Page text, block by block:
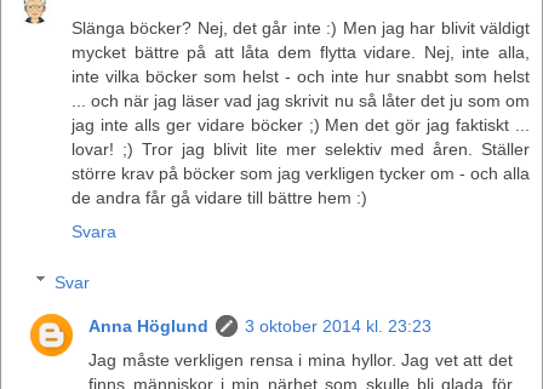
Slänga böcker? Nej, det går inte :) Men jag har blivit väldigt
mycket bättre på att låta dem flytta vidare. Nej, inte alla,
inte vilka böcker som helst - och inte hur snabbt som helst
... och när jag läser vad jag skrivit nu så låter det ju som om
jag inte alls ger vidare böcker ;) Men det gör jag faktiskt ...
lovar! ;) Tror jag blivit lite mer selektiv med åren. Ställer
större krav på böcker som jag verkligen tycker om - och alla
de andra får gå vidare till bättre hem :)
Svara
Svar
Anna Höglund
3 oktober 2014 kl. 23:23
Jag måste verkligen rensa i mina hyllor. Jag vet att det
finns människor i min närhet som skulle bli glada för